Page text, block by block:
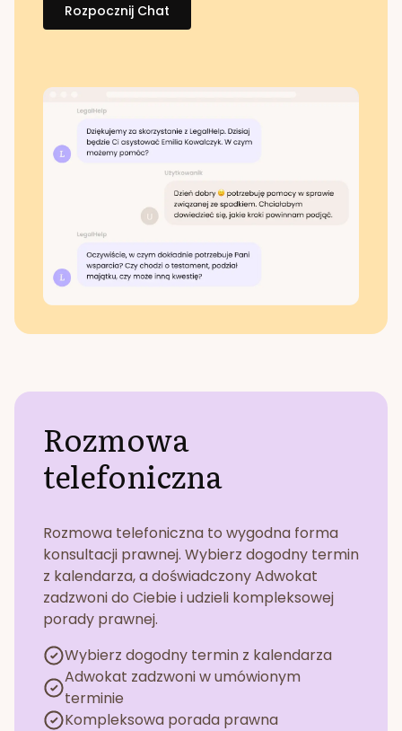
Rozpocznij Chat
Rozmowa
telefoniczna
Rozmowa telefoniczna to wygodna forma
konsultacji prawnej. Wybierz dogodny termin
z kalendarza, a doświadczony Adwokat
zadzwoni do Ciebie i udzieli kompleksowej
porady prawnej.
Wybierz dogodny termin z kalendarza
Adwokat zadzwoni w umówionym
terminie
Kompleksowa porada prawna